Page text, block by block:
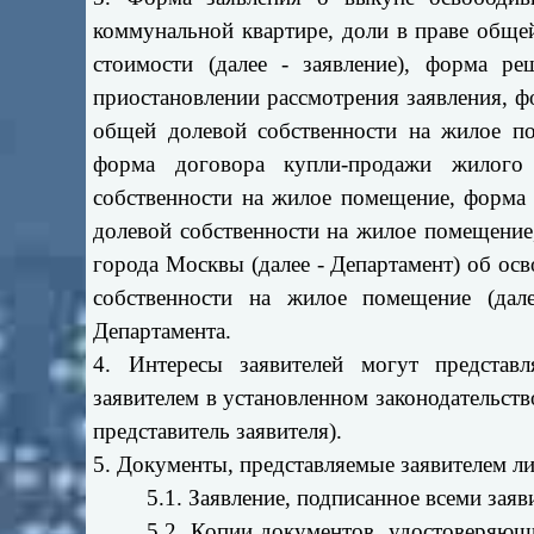
коммунальной квартире, доли в праве
стоимости (далее - заявление), форма
приостановлении рассмотрения заявления,
общей долевой собственности на жилое
форма договора купли-продажи
собственности на жилое помещение,
долевой собственности на жилое
города Москвы (далее - Департамент) об
собственности на жилое помещение
Департамента.
4. Интересы заявителей могут
заявителем в установленном
представитель заявителя).
5. Документы, представляемые заявителем
5.1. Заявление, подписанное всеми